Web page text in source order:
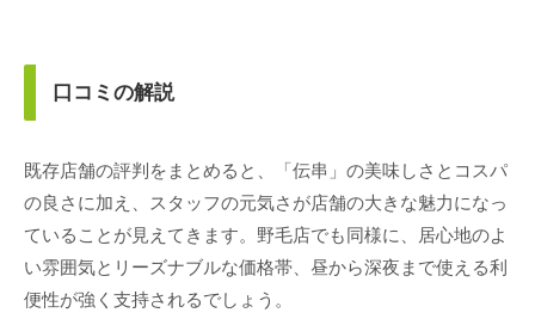
口コミの解説
既存店舗の評判をまとめると、「伝串」の美味しさとコスパ
の良さに加え、スタッフの元気さが店舗の大きな魅力になっ
ていることが見えてきます。野毛店でも同様に、居心地のよ
い雰囲気とリーズナブルな価格帯、昼から深夜まで使える利
便性が強く支持されるでしょう。